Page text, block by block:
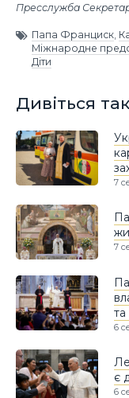
Пресслужба
Папа Франциск
Міжнародне
Діти
Дивіться
7
7
6
є
6